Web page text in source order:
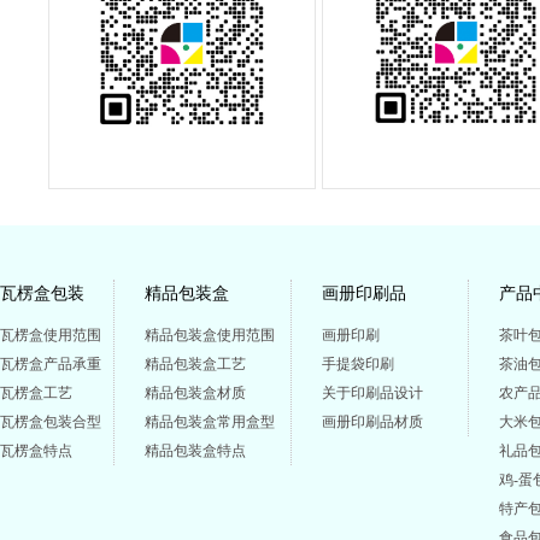
瓦楞盒包装
瓦楞盒使用范围
瓦楞盒产品承重
瓦楞盒工艺
瓦楞盒包装合型
瓦楞盒特点
精品包装盒
精品包装盒使用范围
精品包装盒工艺
精品包装盒材质
精品包装盒常用盒型
精品包装盒特点
画册印刷品
画册印刷
手提袋印刷
关于印刷品设计
画册印刷品材质
产品
茶叶
茶油
农产
大米
礼品
鸡-蛋
特产